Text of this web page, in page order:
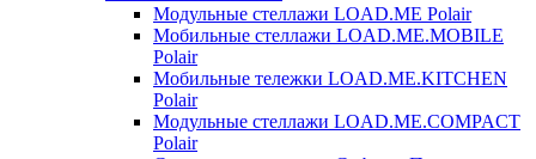
Модульные стеллажи LOAD.ME Polair
Мобильные стеллажи LOAD.ME.MOBILE
Polair
Мобильные тележки LOAD.ME.KITCHEN
Polair
Модульные стеллажи LOAD.ME.COMPACT
Polair